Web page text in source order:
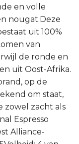
en volle
nougat.Deze
uit 100%
van
de ronde en
uit Oost-Afrika.
op de
om staat,
zowel zacht als
Espresso
Alliance-